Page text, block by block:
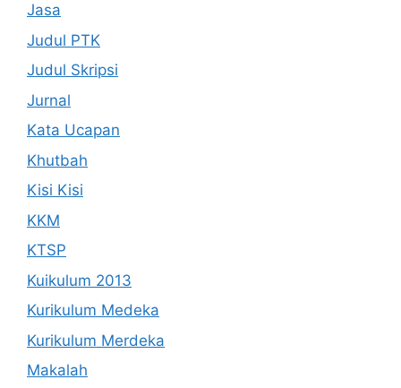
Jasa
Judul PTK
Judul Skripsi
Jurnal
Kata Ucapan
Khutbah
Kisi Kisi
KKM
KTSP
Kuikulum 2013
Kurikulum Medeka
Kurikulum Merdeka
Makalah